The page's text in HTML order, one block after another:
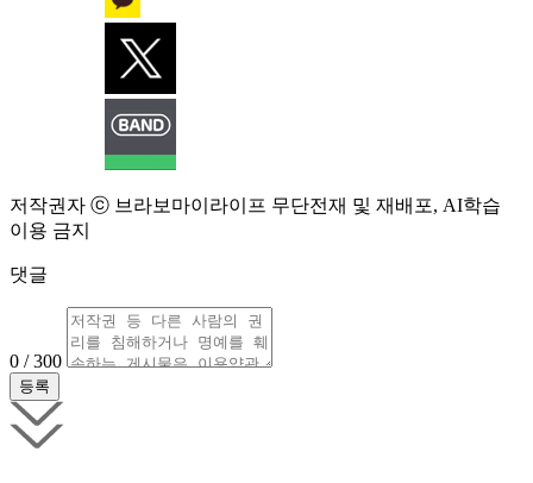
저작권자 ⓒ 브라보마이라이프 무단전재 및 재배포, AI학습
이용 금지
댓글
0 / 300